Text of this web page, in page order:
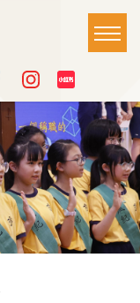
Main